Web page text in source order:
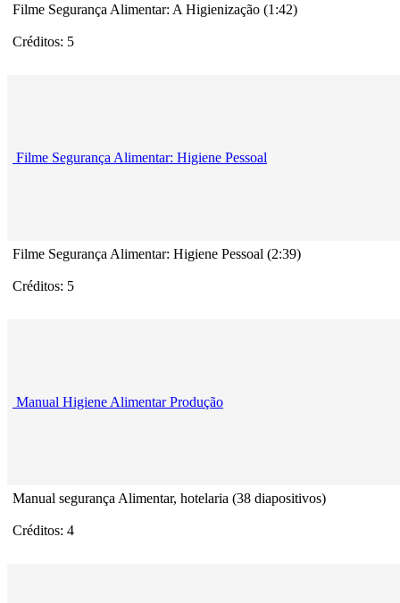
Filme Segurança Alimentar: A Higienização (1:42)
Créditos: 5
Filme Segurança Alimentar: Higiene Pessoal
Filme Segurança Alimentar: Higiene Pessoal (2:39)
Créditos: 5
Manual Higiene Alimentar Produção
Manual segurança Alimentar, hotelaria (38 diapositivos)
Créditos: 4